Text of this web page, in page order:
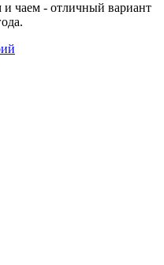
чаем - отличный вариант